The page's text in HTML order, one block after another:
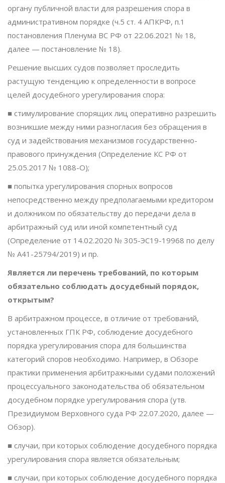
органу публичной власти для разрешения спора в
административном порядке (ч.5 ст. 4 АПКРФ, п.1
постановления Пленума ВС РФ от 22.06.2021 № 18,
далее — постановление № 18).
Решение высших судов позволяет проследить
растущую тенденцию к определенности в вопросе
целей досудебного урегулирования спора:
■ стимулирование спорящих лиц оперативно разрешить
возникшие между ними разногласия без обращения в
суд и задействования механизмов государственно-
правового принуждения (Определение КС РФ от
25.05.2017 № 1088-О);
■ попытка урегулирования спорных вопросов
непосредственно между предполагаемыми кредитором
и должником по обязательству до передачи дела в
арбитражный суд или иной компетентный суд
(Определение от 14.02.2020 № 305-ЭС19-19968 по делу
№ А41-25794/2019) и пр.
Является ли перечень требований, по которым
обязательно соблюдать досудебный порядок,
открытым?
В арбитражном процессе, в отличие от требований,
установленных ГПК РФ, соблюдение досудебного
порядка урегулирования спора для большинства
категорий споров необходимо. Например, в Обзоре
практики применения арбитражными судами положений
процессуального законодательства об обязательном
досудебном порядке урегулирования спора (утв.
Президиумом Верховного суда РФ 22.07.2020, далее —
Обзор).
■ случаи, при которых соблюдение досудебного порядка
урегулирования спора является обязательным;
■ случаи, при которых соблюдение досудебного порядка